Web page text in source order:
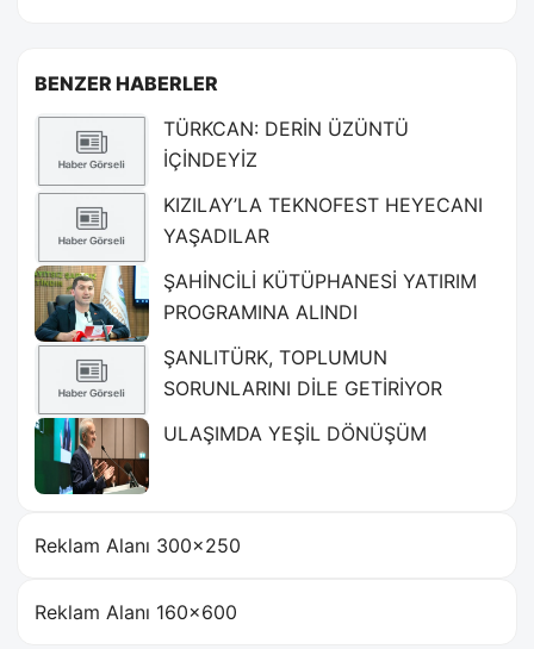
BENZER HABERLER
TÜRKCAN: DERİN ÜZÜNTÜ
İÇİNDEYİZ
KIZILAY’LA TEKNOFEST HEYECANI
YAŞADILAR
ŞAHİNCİLİ KÜTÜPHANESİ YATIRIM
PROGRAMINA ALINDI
ŞANLITÜRK, TOPLUMUN
SORUNLARINI DİLE GETİRİYOR
ULAŞIMDA YEŞİL DÖNÜŞÜM
Reklam Alanı 300×250
Reklam Alanı 160×600